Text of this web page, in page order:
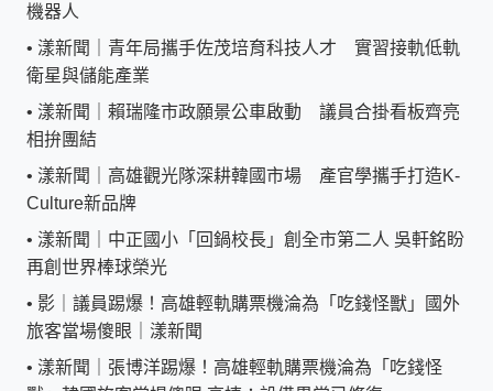
機器人
• 漾新聞｜青年局攜手佐茂培育科技人才 實習接軌低軌
衛星與儲能產業
• 漾新聞｜賴瑞隆市政願景公車啟動 議員合掛看板齊亮
相拚團結
• 漾新聞｜高雄觀光隊深耕韓國市場 產官學攜手打造K-
Culture新品牌
• 漾新聞｜中正國小「回鍋校長」創全市第二人 吳軒銘盼
再創世界棒球榮光
• 影｜議員踢爆！高雄輕軌購票機淪為「吃錢怪獸」國外
旅客當場傻眼｜漾新聞
• 漾新聞｜張博洋踢爆！高雄輕軌購票機淪為「吃錢怪